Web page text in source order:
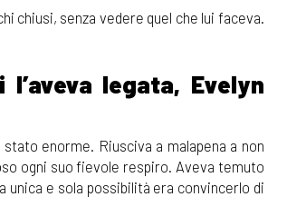
chiusi, senza vedere quel che lui faceva.
legata, Evelyn
enorme. Riusciva a malapena a non
ogni suo fievole respiro. Aveva temuto
unica e sola possibilità era convincerlo di